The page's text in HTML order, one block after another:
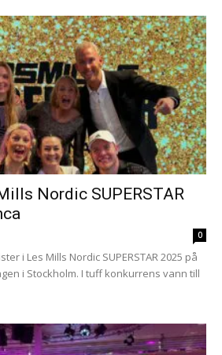
Nordic SUPERSTAR
0
i Les Mills Nordic SUPERSTAR 2025 på
i Stockholm. I tuff konkurrens vann till